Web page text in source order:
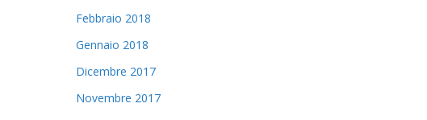
Febbraio 2018
Gennaio 2018
Dicembre 2017
Novembre 2017